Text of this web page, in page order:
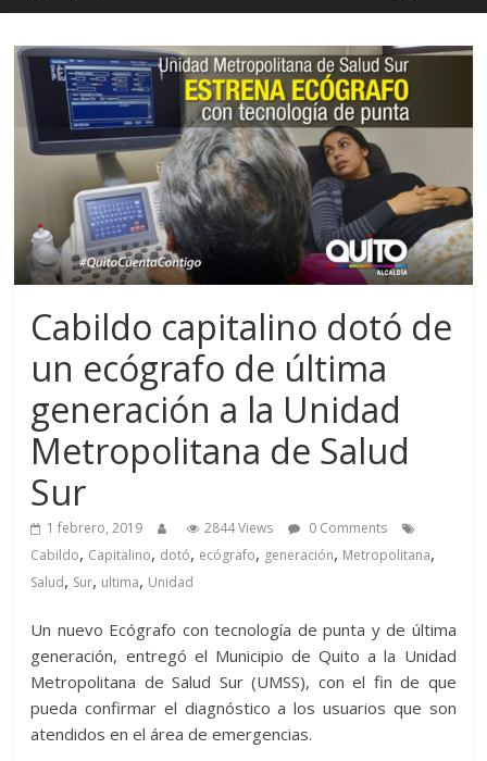
Cabildo capitalino dotó de
un ecógrafo de última
generación a la Unidad
Metropolitana de Salud
Sur
1 febrero, 2019 2844 Views
0 Comments
Cabildo, Capitalino, dotó, ecógrafo, generación, Metropolitana,
Salud, Sur, ultima, Unidad
Un nuevo Ecógrafo con tecnología de punta y de última
generación, entregó el Municipio de Quito a la Unidad
Metropolitana de Salud Sur (UMSS), con el fin de que
pueda confirmar el diagnóstico a los usuarios que son
atendidos en el área de emergencias.